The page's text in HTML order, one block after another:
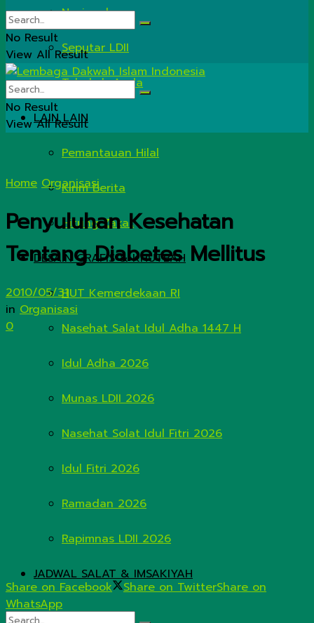
Nasional
Seputar LDII
Tahukah Anda
LAIN LAIN
Pemantauan Hilal
Kirim Berita
Hitung Zakat
DESAIN GRAFIS & KHUTBAH
HUT Kemerdekaan RI
Nasehat Salat Idul Adha 1447 H
Idul Adha 2026
Munas LDII 2026
Nasehat Solat Idul Fitri 2026
Idul Fitri 2026
Ramadan 2026
Rapimnas LDII 2026
JADWAL SALAT & IMSAKIYAH
No Result
View All Result
No Result
View All Result
Home Organisasi
Penyuluhan Kesehatan
Tentang Diabetes Mellitus
2010/05/31
in Organisasi
0
Share on Facebook Share on TwitterShare on
WhatsApp